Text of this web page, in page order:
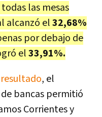
las mesas
alcanzó el32,68%
por debajo de
el33,91%.
, el
bancas permitió
Corrientes y